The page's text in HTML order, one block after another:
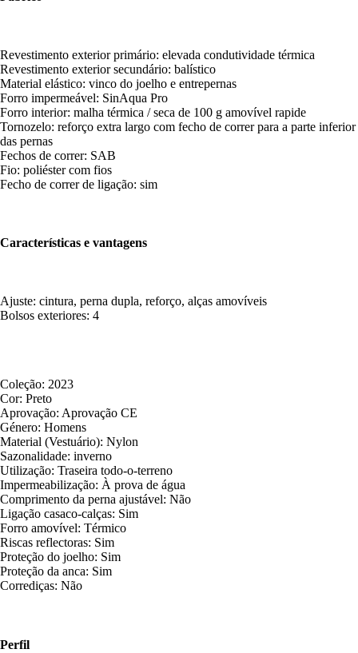
Revestimento exterior primário: elevada condutividade térmica
Revestimento exterior secundário: balístico
Material elástico: vinco do joelho e entrepernas
Forro impermeável: SinAqua Pro
Forro interior: malha térmica / seca de 100 g amovível rapide
Tornozelo: reforço extra largo com fecho de correr para a parte inferior
das pernas
Fechos de correr: SAB
Fio: poliéster com fios
Fecho de correr de ligação: sim
Características e vantagens
Ajuste: cintura, perna dupla, reforço, alças amovíveis
Bolsos exteriores: 4
Coleção: 2023
Cor: Preto
Aprovação: Aprovação CE
Género: Homens
Material (Vestuário): Nylon
Sazonalidade: inverno
Utilização: Traseira todo-o-terreno
Impermeabilização: À prova de água
Comprimento da perna ajustável: Não
Ligação casaco-calças: Sim
Forro amovível: Térmico
Riscas reflectoras: Sim
Proteção do joelho: Sim
Proteção da anca: Sim
Corrediças: Não
Perfil